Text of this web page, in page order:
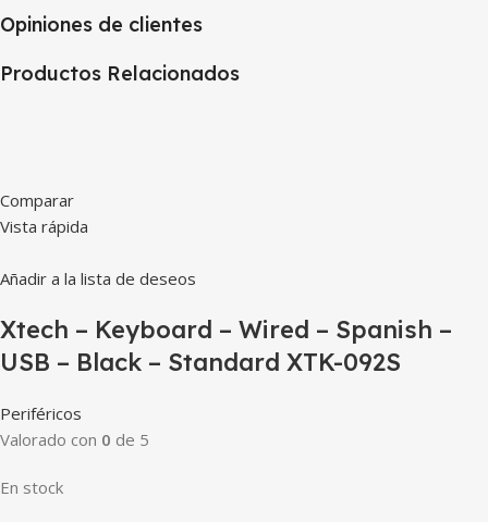
Opiniones de clientes
Productos Relacionados
Comparar
Vista rápida
Añadir a la lista de deseos
Xtech – Keyboard – Wired – Spanish –
USB – Black – Standard XTK-092S
Periféricos
Valorado con 0 de 5
En stock